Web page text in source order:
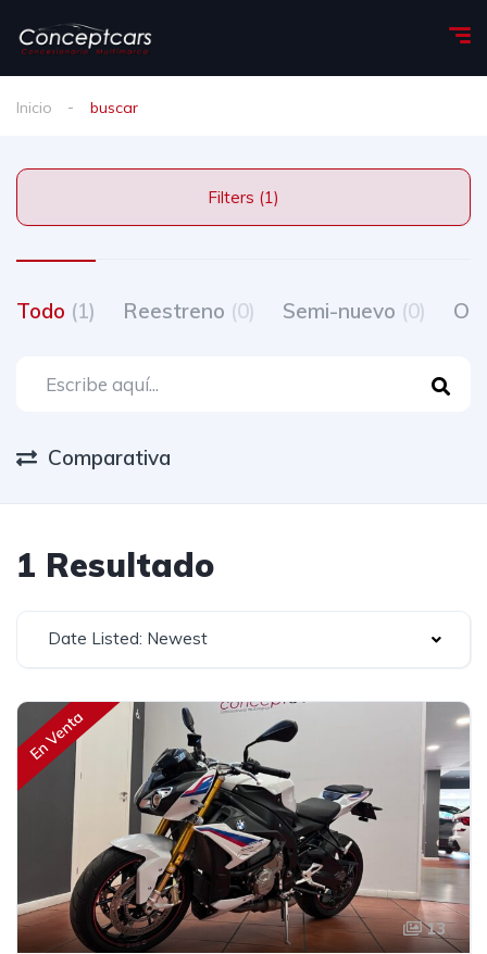
Inicio buscar
Filters (1)
Todo (1) Reestreno (0) Semi-nuevo (0)
Comparativa
1 Resultado
Date Listed: Newest
En Venta
13